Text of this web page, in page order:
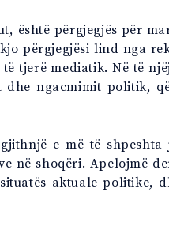
është përgjegjës për
përgjegjësi lind nga
tjerë mediatik. Në të
ngacmimit politik,
e më të
shoqëri. Apelojmë
aktuale politike,